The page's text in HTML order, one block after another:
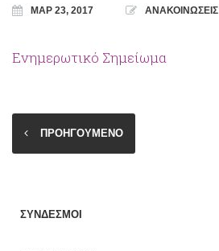
ΜΑΡ 23, 2017 ΑΝΑΚΟΙΝΩΣΕΙΣ
Ενημερωτικό Σημείωμα
ΠΡΟΗΓΟΥΜΕΝΟ
ΣΥΝΔΕΣΜΟΙ